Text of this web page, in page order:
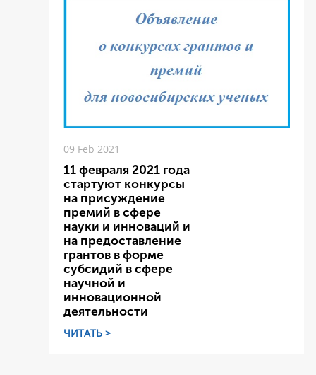
09 Feb 2021
11 февраля 2021 года
стартуют конкурсы
на присуждение
премий в сфере
науки и инноваций и
на предоставление
грантов в форме
субсидий в сфере
научной и
инновационной
деятельности
ЧИТАТЬ >